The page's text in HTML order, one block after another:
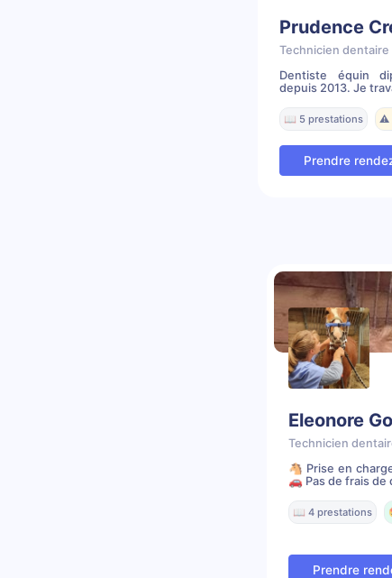
Prudence
Technicien dentaire
Dentiste équin
depuis 2013. Je
📖 5 prestations ⚠️
Prendre
Eleonore
Technicien
🐴 Prise en
🚗 Pas de frais de
📖 4 prestations
Prendre